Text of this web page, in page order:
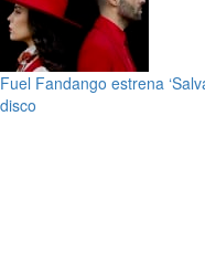
Fuel Fandango estrena
disco